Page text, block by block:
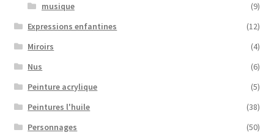
musique
(9)
Expressions enfantines
(12)
Miroirs
(4)
Nus
(6)
Peinture acrylique
(5)
Peintures l'huile
(38)
Personnages
(50)